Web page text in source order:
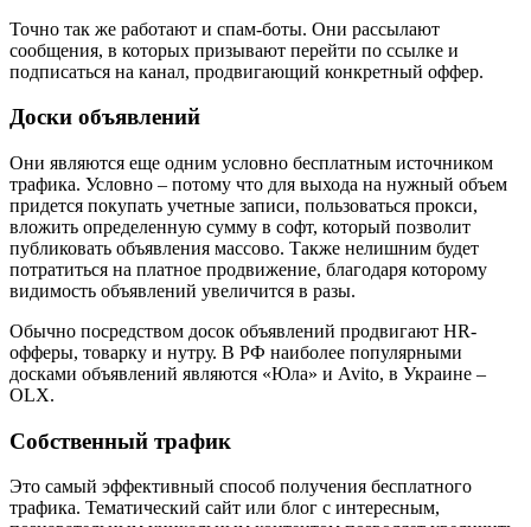
Точно так же работают и спам-боты. Они рассылают
сообщения, в которых призывают перейти по ссылке и
подписаться на канал, продвигающий конкретный оффер.
Доски объявлений
Они являются еще одним условно бесплатным источником
трафика. Условно – потому что для выхода на нужный объем
придется покупать учетные записи, пользоваться прокси,
вложить определенную сумму в софт, который позволит
публиковать объявления массово. Также нелишним будет
потратиться на платное продвижение, благодаря которому
видимость объявлений увеличится в разы.
Обычно посредством досок объявлений продвигают HR-
офферы, товарку и нутру. В РФ наиболее популярными
досками объявлений являются «Юла» и Avito, в Украине –
OLX.
Собственный трафик
Это самый эффективный способ получения бесплатного
трафика. Тематический сайт или блог с интересным,